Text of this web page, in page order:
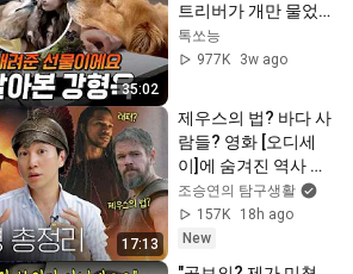
35:02
트리버가 개만 물었
던 이유💥명견 알아
본 강형욱✨ | #개와
톡쏘능
977K
3w ago
17:13
제우스의 법? 바다 사
람들? 영화 [오디세
이]에 숨겨진 역사 배
경 총정리
조승연의 탐구생활
157K
18h ago
New